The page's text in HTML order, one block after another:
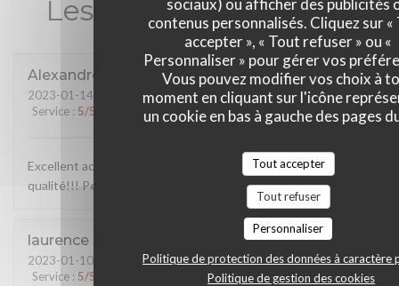
contenus personnalisés. Cliquez sur «
accepter », « Tout refuser » ou «
Personnaliser » pour gérer vos
Vous pouvez modifier vos choix à
moment en cliquant sur l'icône
un cookie en bas à gauche des pages
Tout accepter
Tout refuser
Personnaliser
Politique de protection des données à caractère
Politique de gestion des cookies
Les avis de nos clients
Alexandre
2023-01-14 - 21:00 - Couverts 2
Service : 5/5 Ambiance: 5/5 Cuisine: 5/5 Qualité / Prix:5/5
Excellent accueil, nous avons très bien mangé, produits de
qualité!!! Personnel au top
laurence
2023-01-10 - 19:30 - Couverts 9
Service : 5/5 Cuisine:5/5 Qualité / Prix:5/5